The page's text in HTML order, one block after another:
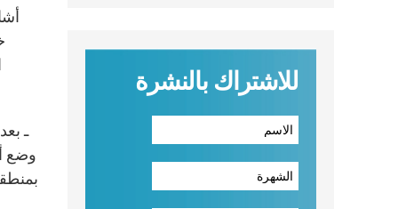
ـ
وضع
للاشتراك بالنشرة